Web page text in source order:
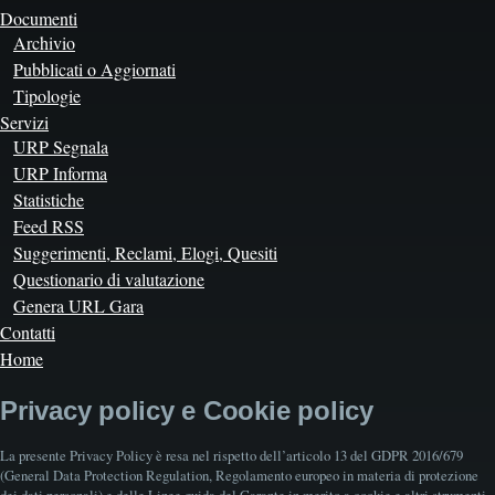
Documenti
Archivio
Pubblicati o Aggiornati
Tipologie
Servizi
URP Segnala
URP Informa
Statistiche
Feed RSS
Suggerimenti, Reclami, Elogi, Quesiti
Questionario di valutazione
Genera URL Gara
Contatti
Home
Privacy policy e Cookie policy
La presente Privacy Policy è resa nel rispetto dell’articolo 13 del GDPR 2016/679
(General Data Protection Regulation, Regolamento europeo in materia di protezione